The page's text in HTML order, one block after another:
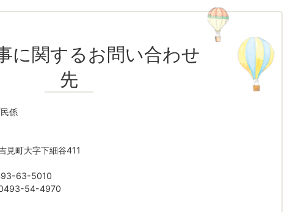
に関するお問い合わせ
先
係
見町大字下細谷411
63-5010
0493-54-4970